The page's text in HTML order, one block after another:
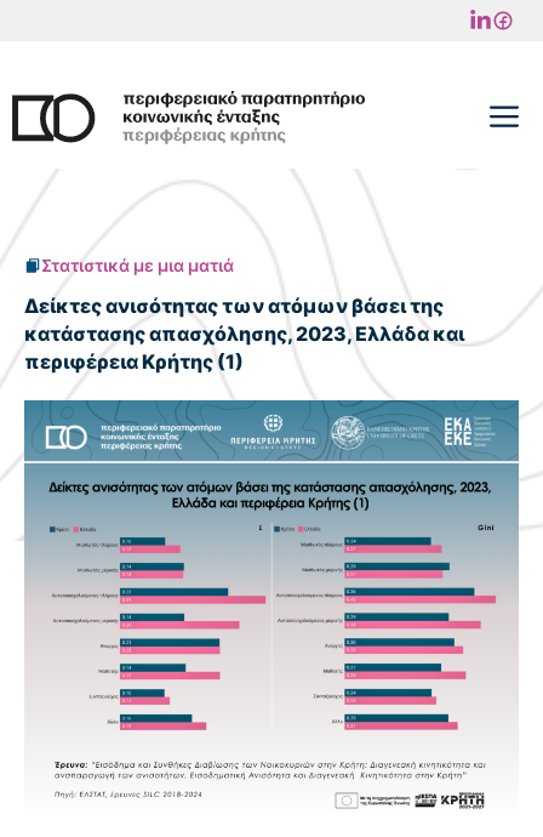
περιεχόμενο
Στατιστικά με μια ματιά
Δείκτες ανισότητας των ατόμων βάσει της
κατάστασης απασχόλησης, 2023, Ελλάδα και
περιφέρεια Κρήτης (1)